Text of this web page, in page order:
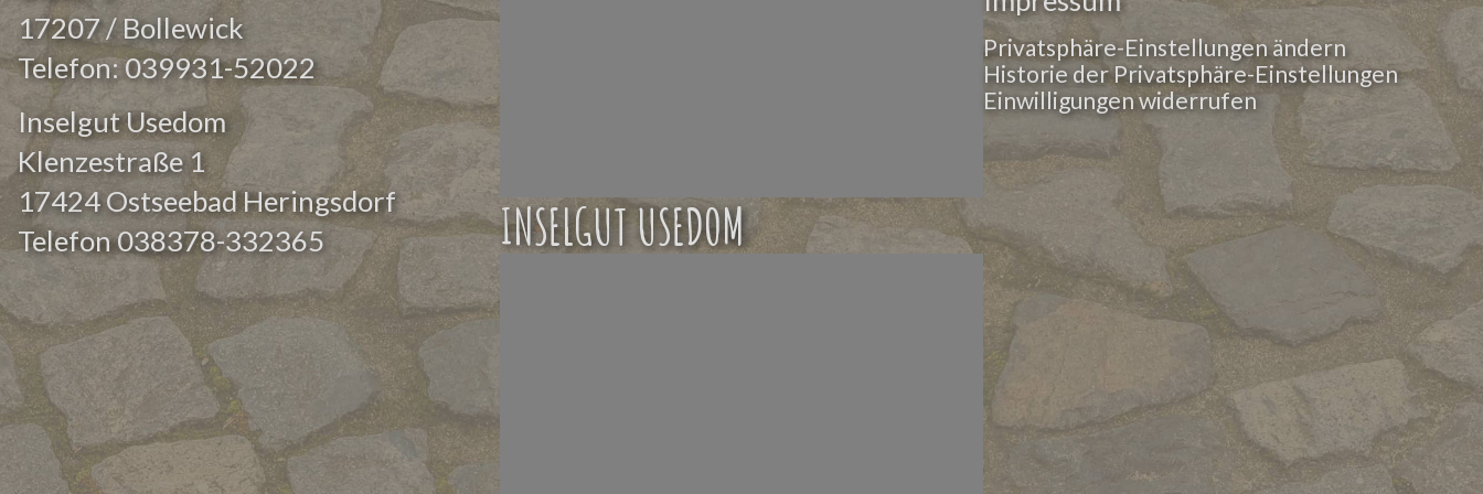
17207 / Bollewick
Telefon:039931-52022
Inselgut Usedom
Klenzestraße 1
17424 Ostseebad Heringsdorf
Telefon038378-332365 INSELGUT USEDOM
Privatsphäre-Einstellungen ändern
Historie der Privatsphäre-Einstellungen
Einwilligungen widerrufen